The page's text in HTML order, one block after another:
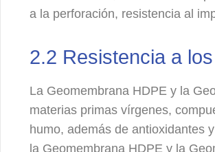
a la perforación, resistencia al
2.2 Resistencia a
La Geomembrana HDPE y la
materias primas vírgenes,
humo, además de antioxidantes
la Geomembrana HDPE y la